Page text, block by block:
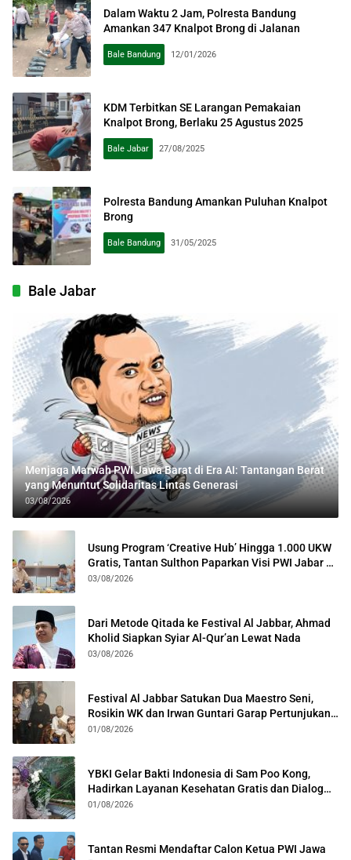
Dalam Waktu 2 Jam, Polresta Bandung
Amankan 347 Knalpot Brong di Jalanan
Bale Bandung 12/01/2026
KDM Terbitkan SE Larangan Pemakaian
Knalpot Brong, Berlaku 25 Agustus 2025
Bale Jabar 27/08/2025
Polresta Bandung Amankan Puluhan Knalpot
Brong
Bale Bandung 31/05/2025
Bale Jabar
Menjaga Marwah PWI Jawa Barat di Era AI: Tantangan Berat
yang Menuntut Solidaritas Lintas Generasi
03/08/2026
Usung Program ‘Creative Hub’ Hingga 1.000 UKW
Gratis, Tantan Sulthon Paparkan Visi PWI Jabar di
Kota Bogor
03/08/2026
Dari Metode Qitada ke Festival Al Jabbar, Ahmad
Kholid Siapkan Syiar Al-Qur’an Lewat Nada
03/08/2026
Festival Al Jabbar Satukan Dua Maestro Seni,
Rosikin WK dan Irwan Guntari Garap Pertunjukan
Kolosal
01/08/2026
YBKI Gelar Bakti Indonesia di Sam Poo Kong,
Hadirkan Layanan Kesehatan Gratis dan Dialog
Kebangsaan
01/08/2026
Tantan Resmi Mendaftar Calon Ketua PWI Jawa